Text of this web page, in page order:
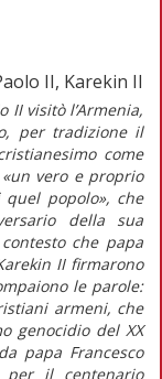
II, Karekin II
II visitò l’Armenia,
per tradizione il
come
vero e proprio
popolo», che
della sua
che papa
II firmarono
le parole:
armeni, che
genocidio del XX
papa Francesco
per il centenario